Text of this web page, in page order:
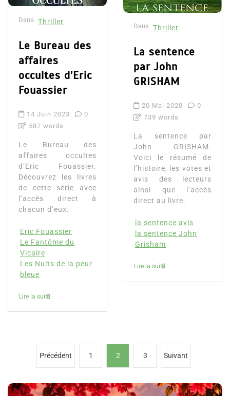
Dans Thriller
Le Bureau des
affaires
occultes d’Eric
Fouassier
14 Juin 2023
0
587 words
Le Bureau des
affaires occultes
d’Eric Fouassier.
Découvrez les livres
de cette série avec
l’accès direct à
chacun d’eux.
Eric Fouassier
Le Fantôme du
Vicaire
Les Nuits de la peur
bleue
Lire la suite
Dans Thriller
La sentence
par John
GRISHAM
20 Mai 2020
0
739 words
La sentence par
John GRISHAM.
Voici le résumé de
l’histoire, les votes et
avis des lecteurs
ainsi que l’accès
direct au livre.
la sentence avis
la sentence John
Grisham
Lire la suite
g
Précédent 1 2 3 Suivant